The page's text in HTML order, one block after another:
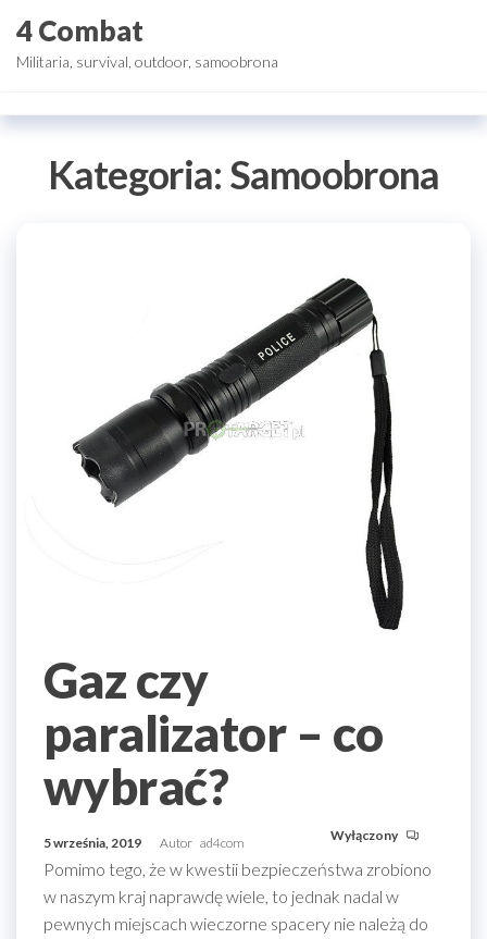
do
treści
4 Combat
Militaria, survival, outdoor, samoobrona
Kategoria: Samoobrona
Gaz czy
paralizator – co
wybrać?
5 września, 2019 Autor ad4com Wyłączony
Pomimo tego, że w kwestii bezpieczeństwa zrobiono
w naszym kraj naprawdę wiele, to jednak nadal w
pewnych miejscach wieczorne spacery nie należą do